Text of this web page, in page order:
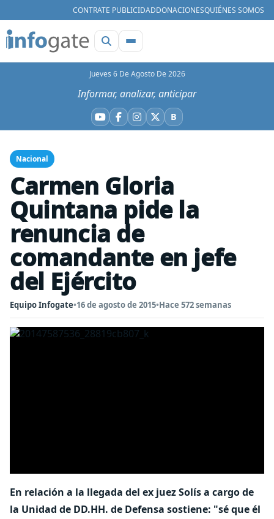
CONTRATE PUBLICIDADDONACIONESQUIÉNES SOMOS
Jueves 6 De Agosto De 2026
Informar, analizar, anticipar
YouTube
Facebook
Instagram
X BBluesky
Nacional
Carmen Gloria
Quintana pide la
renuncia de
comandante en jefe
del Ejército
Equipo Infogate•16 de agosto de 2015•Hace 572 semanas
En relación a la llegada del ex juez Solís a cargo de
la Unidad de DD.HH. de Defensa sostiene: "sé que él